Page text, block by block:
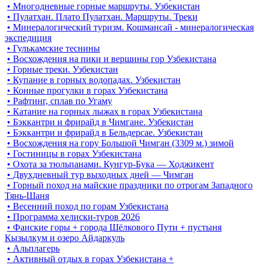
• Многодневные горные маршруты. Узбекистан
• Пулатхан. Плато Пулатхан. Маршруты. Треки
• Минералогический туризм. Кошмансай - минералогическая
экспедиция
• Гулькамские теснины
• Восхождения на пики и вершины гор Узбекистана
• Горные треки. Узбекистан
• Купание в горных водопадах. Узбекистан
• Конные прогулки в горах Узбекистана
• Рафтинг, сплав по Угаму
• Катание на горных лыжах в горах Узбекистана
• Бэккантри и фрирайд в Чимгане. Узбекистан
• Бэккантри и фрирайд в Бельдерсае. Узбекистан
• Восхождения на гору Большой Чимган (3309 м.) зимой
• Гостиницы в горах Узбекистана
• Охота за тюльпанами. Кунгур-Бука — Ходжикент
• Двухдневный тур выходных дней — Чимган
• Горный поход на майские праздники по отрогам Западного
Тянь-Шаня
• Весенний поход по горам Узбекистана
• Программа хелиски-туров 2026
• Фанские горы + города Шёлкового Пути + пустыня
Кызылкум и озеро Айдаркуль
• Альплагерь
• Активный отдых в горах Узбекистана +